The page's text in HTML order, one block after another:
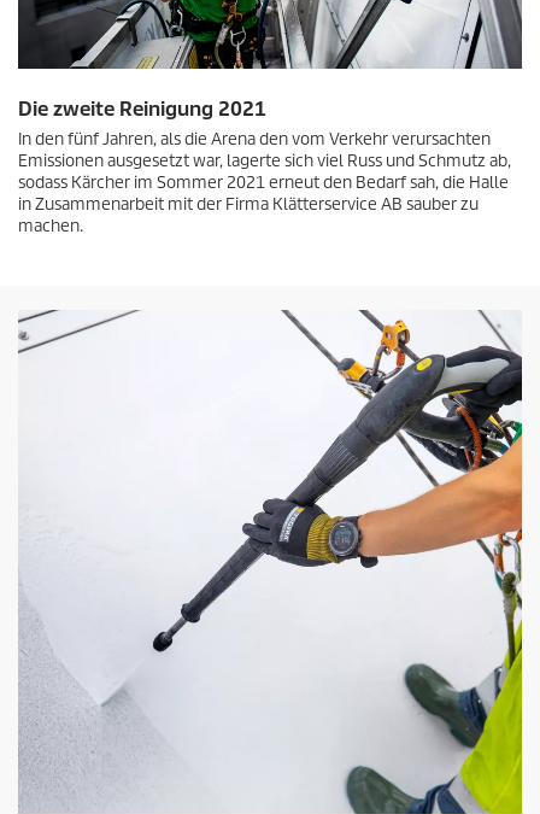
Die zweite Reinigung 2021
In den fünf Jahren, als die Arena den vom Verkehr verursachten
Emissionen ausgesetzt war, lagerte sich viel Russ und Schmutz ab,
sodass Kärcher im Sommer 2021 erneut den Bedarf sah, die Halle
in Zusammenarbeit mit der Firma Klätterservice AB sauber zu
machen.